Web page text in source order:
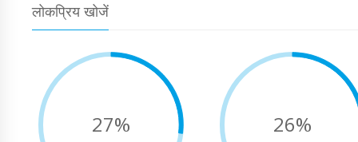
लोकप्रिय खोजें
27% 26%